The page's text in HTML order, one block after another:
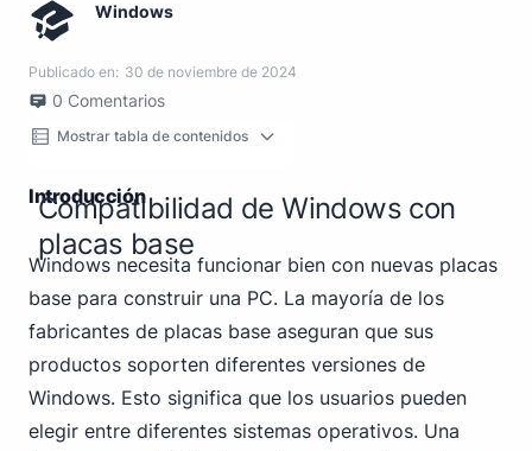
Windows
Publicado en: 30 de noviembre de 2024
0 Comentarios
Mostrar tabla de contenidos
Introducción
Compatibilidad de Windows con
placas base
Windows necesita funcionar bien con nuevas placas
base para construir una PC. La mayoría de los
fabricantes de placas base aseguran que sus
productos soporten diferentes versiones de
Windows. Esto significa que los usuarios pueden
elegir entre diferentes sistemas operativos. Una